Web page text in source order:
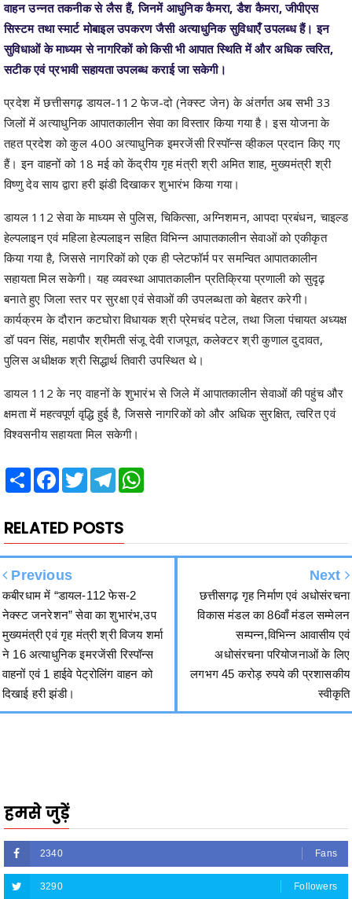
सुविधाओं के माध्यम से नागरिकों को किसी भी आपात स्थिति में और अधिक त्वरित,
सटीक एवं प्रभावी सहायता उपलब्ध कराई जा सकेगी।
प्रदेश में छत्तीसगढ़ डायल-112 फेज-दो (नेक्स्ट जेन) के अंतर्गत अब सभी 33
जिलों में अत्याधुनिक आपातकालीन सेवा का विस्तार किया गया है। इस योजना के
तहत प्रदेश को कुल 400 अत्याधुनिक इमरजेंसी रिस्पॉन्स व्हीकल प्रदान किए गए
हैं। इन वाहनों को 18 मई को केंद्रीय गृह मंत्री श्री अमित शाह, मुख्यमंत्री श्री
विष्णु देव साय द्वारा हरी झंडी दिखाकर शुभारंभ किया गया।
डायल 112 सेवा के माध्यम से पुलिस, चिकित्सा, अग्निशमन, आपदा प्रबंधन, चाइल्ड
हेल्पलाइन एवं महिला हेल्पलाइन सहित विभिन्न आपातकालीन सेवाओं को एकीकृत
किया गया है, जिससे नागरिकों को एक ही प्लेटफॉर्म पर समन्वित आपातकालीन
सहायता मिल सकेगी। यह व्यवस्था आपातकालीन प्रतिक्रिया प्रणाली को सुदृढ़
बनाते हुए जिला स्तर पर सुरक्षा एवं सेवाओं की उपलब्धता को बेहतर करेगी।
कार्यक्रम के दौरान कटघोरा विधायक श्री प्रेमचंद पटेल, तथा जिला पंचायत अध्यक्ष
डॉ पवन सिंह, महापौर श्रीमती संजू देवी राजपूत, कलेक्टर श्री कुणाल दुदावत,
पुलिस अधीक्षक श्री सिद्धार्थ तिवारी उपस्थित थे।
डायल 112 के नए वाहनों के शुभारंभ से जिले में आपातकालीन सेवाओं की पहुंच और
क्षमता में महत्वपूर्ण वृद्धि हुई है, जिससे नागरिकों को और अधिक सुरक्षित, त्वरित एवं
विश्वसनीय सहायता मिल सकेगी।
ShareFacebookTwitterTelegram
RELATED POSTS
Previous
नेक्स्ट जनरेशन” सेवा का शुभारंभ,उप
मुख्यमंत्री एवं गृह मंत्री श्री विजय शर्मा
ने 16 अत्याधुनिक इमरजेंसी रिस्पॉन्स
वाहनों एवं 1 हाईवे पेट्रोलिंग वाहन को
दिखाई हरी झंडी।
विकास मंडल का 86वाँ मंडल सम्मेलन
सम्पन्न,विभिन्न आवासीय एवं
अधोसंरचना परियोजनाओं के लिए
लगभग 45 करोड़ रुपये की प्रशासकीय
स्वीकृति
2340
3290 Followers
5212 Followers